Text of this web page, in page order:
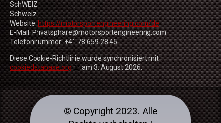
SchWEIZ
Schweiz
Website:https://motorsportengineering.com/de
E-Mail:Privatsphäre@motorsportengineering.com
Telefonnummer: +41 78 659 28 45
Diese Cookie-Richtlinie wurde synchronisiert mit
cookiedatabase.org
am 3. August 2026.
© Copyright 2023. Alle